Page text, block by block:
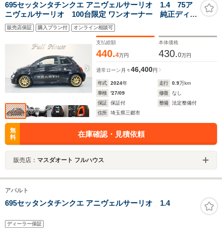
695セッタンタチンクエ アニヴェルサーリオ 1.4 75ア
ニヴェルサーリオ 100台限定 ワンオーナー 純正ディス
プレイオーディオ カープレイ BEATサウンド レコー
ドモンツァマフラー ETC2.0 ドラレコ前後 バックソ
ナー ブレンボ
販売店保証 購入プラン付 オンライン相談可
支払総額
440.4万円
本体価格
430.0万円
通常ローン 月々46,400円
年式 2024年 走行 0.9万km
車検
'27/09 修復
なし
保証
保証付 整備
法定整備付
住所
埼玉県三郷市
無
料
在庫確認・見積依頼
販売店： マスダオート フルハウス
アバルト
695セッタンタチンクエ アニヴェルサーリオ 1.4
ディーラー保証